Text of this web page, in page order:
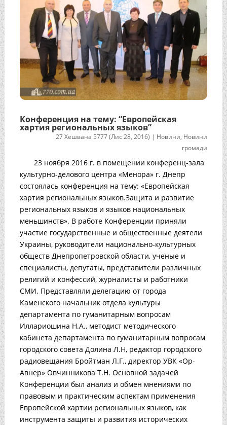
Конференция на тему: “Европейская
хартия региональных языков”
27 Хешвана 5777 (Лис 28, 2016) | Новини, Новини
громади
23 ноября 2016 г. в помещении конференц-зала
культурно-делового центра «Менора» г. Днепр
состоялась конференция на тему: «Европейская
хартия региональных языков.Защита и развитие
региональных языков и языков национальных
меньшинств». В работе Конференции приняли
участие государственные и общественные деятели
Украины, руководители национально-культурных
обществ Днепропетровской области, ученые и
специалисты, депутаты, представители различных
религий и конфессий, журналисты и работники
СМИ. Представляли делегацию от города
Каменского начальник отдела культуры
департамента по гуманитарным вопросам
Иллариошина Н.А., методист методического
кабинета департамента по гуманитарным вопросам
городского совета Долина Л.Н, редактор городского
радиовещания Бройтман Л.Г., директор УВК «Ор-
Авнер» Овчинникова Т.Н. Основной задачей
Конференции был анализ и обмен мнениями по
правовым и практическим аспектам применения
Европейской хартии региональных языков, как
инструмента защиты и развития исторических